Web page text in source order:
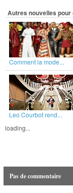
Autres nouvelles
Comment la mode...
Leo Courbot rend...
loading...
Pas de commentaire